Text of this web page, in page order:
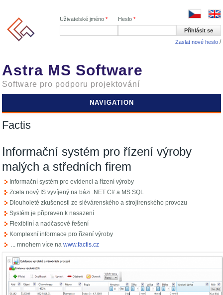
Uživatelské jméno * Heslo *
Zaslat nové heslo
Astra MS Software
Software pro podporu projektování
NAVIGATION
Factis
Informační systém pro řízení výroby
malých a středních firem
Informační systém pro evidenci a řízení výroby
Zcela nový IS vyvíjený na bázi .NET C# a MS SQL
Dlouholeté zkušenosti ze slévárenského a strojírenského provozu
Systém je připraven k nasazení
Flexibilní a nadčasové řešení
Komplexní informace pro řízení výroby
... mnohem více nawww.factis.cz